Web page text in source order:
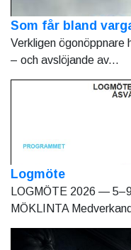
Som får bland
Verkligen ögonöppnare
– och avslöjande av...
Logmöte
LOGMÖTE 2026 —
MÖKLINTA